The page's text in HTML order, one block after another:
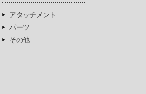
アタッチメント
パーツ
その他